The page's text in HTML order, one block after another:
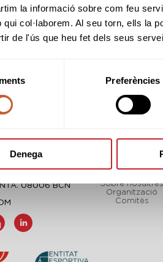
la informació sobre com feu
qui col·laborem. Al seu torn, ells la
de l'ús que heu fet dels seus
Preferències
Denega
DE GOLF
08006 BCN
Sobre nosaltres
Organització
Comitès